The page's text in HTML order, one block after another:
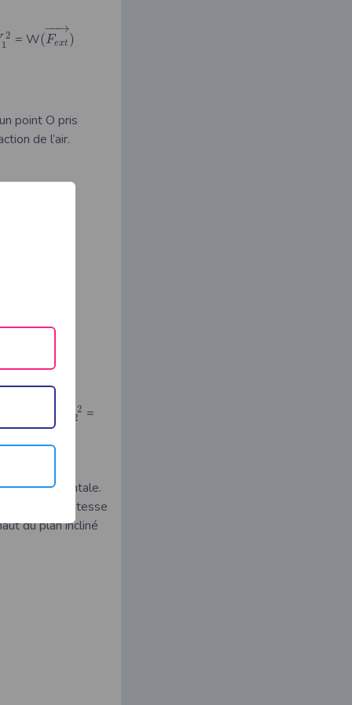
2
1
= W(Fext
−→
−
)
point O pris
de l’air.
2
2
=
à l’horizontale.
à la vitesse
du plan incliné